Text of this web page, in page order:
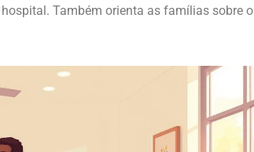
Também orienta as famílias sobre o